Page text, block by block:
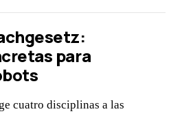
para
cuatro disciplinas a las